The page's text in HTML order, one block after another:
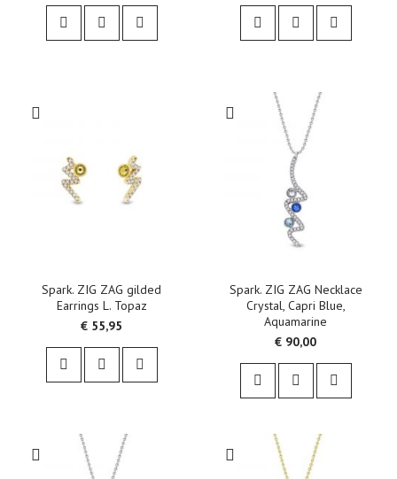
Spark. ZIG ZAG gilded
Earrings L. Topaz
€ 55,95
Spark. ZIG ZAG Necklace
Crystal, Capri Blue,
Aquamarine
€ 90,00